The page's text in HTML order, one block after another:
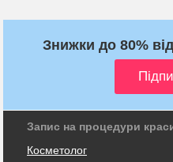
Знижки до 80%
Запис на процедури
Косметолог